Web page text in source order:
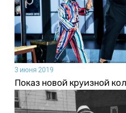
3 июня 2019
Показ новой круизной